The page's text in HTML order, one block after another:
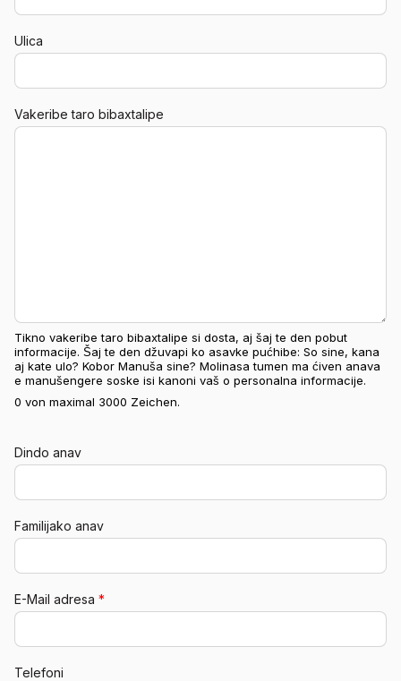
Ulica
Vakeribe taro bibaxtalipe
Tikno vakeribe taro bibaxtalipe si dosta, aj šaj te den pobut
informacije. Šaj te den džuvapi ko asavke pućhibe: So sine, kana
aj kate ulo? Kobor Manuša sine? Molinasa tumen ma ćiven anava
e manušengere soske isi kanoni vaš o personalna informacije.
0 von maximal 3000 Zeichen.
Dindo anav
Familijako anav
E-Mail adresa *
Telefoni